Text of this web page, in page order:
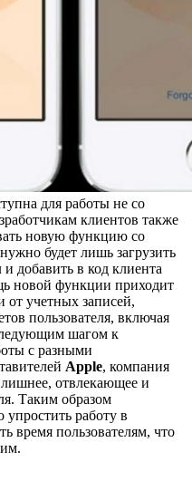
для работы не со
клиентов также
новую функцию со
будет лишь загрузить
добавить в код клиента
новой функции приходит
учетных записей,
пользователя, включая
шагом к
с разными
Apple, компания
лишнее, отвлекающее и
Таким образом
упростить работу в
время пользователям, что